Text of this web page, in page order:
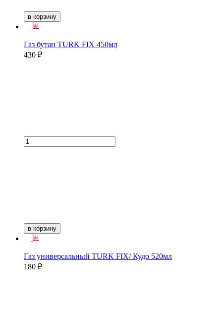
в корзину
Газ бутан TURK FIX 450мл
430 ₽
в корзину
Газ универсальный TURK FIX/ Кудо 520мл
180 ₽